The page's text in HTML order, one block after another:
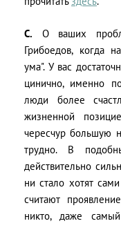
C. О ваших
Грибоедов, когда
ума". У вас
цинично, именно
люди более
жизненной
чересчур большую
трудно. В
действительно
ни стало хотят
считают
никто, даже